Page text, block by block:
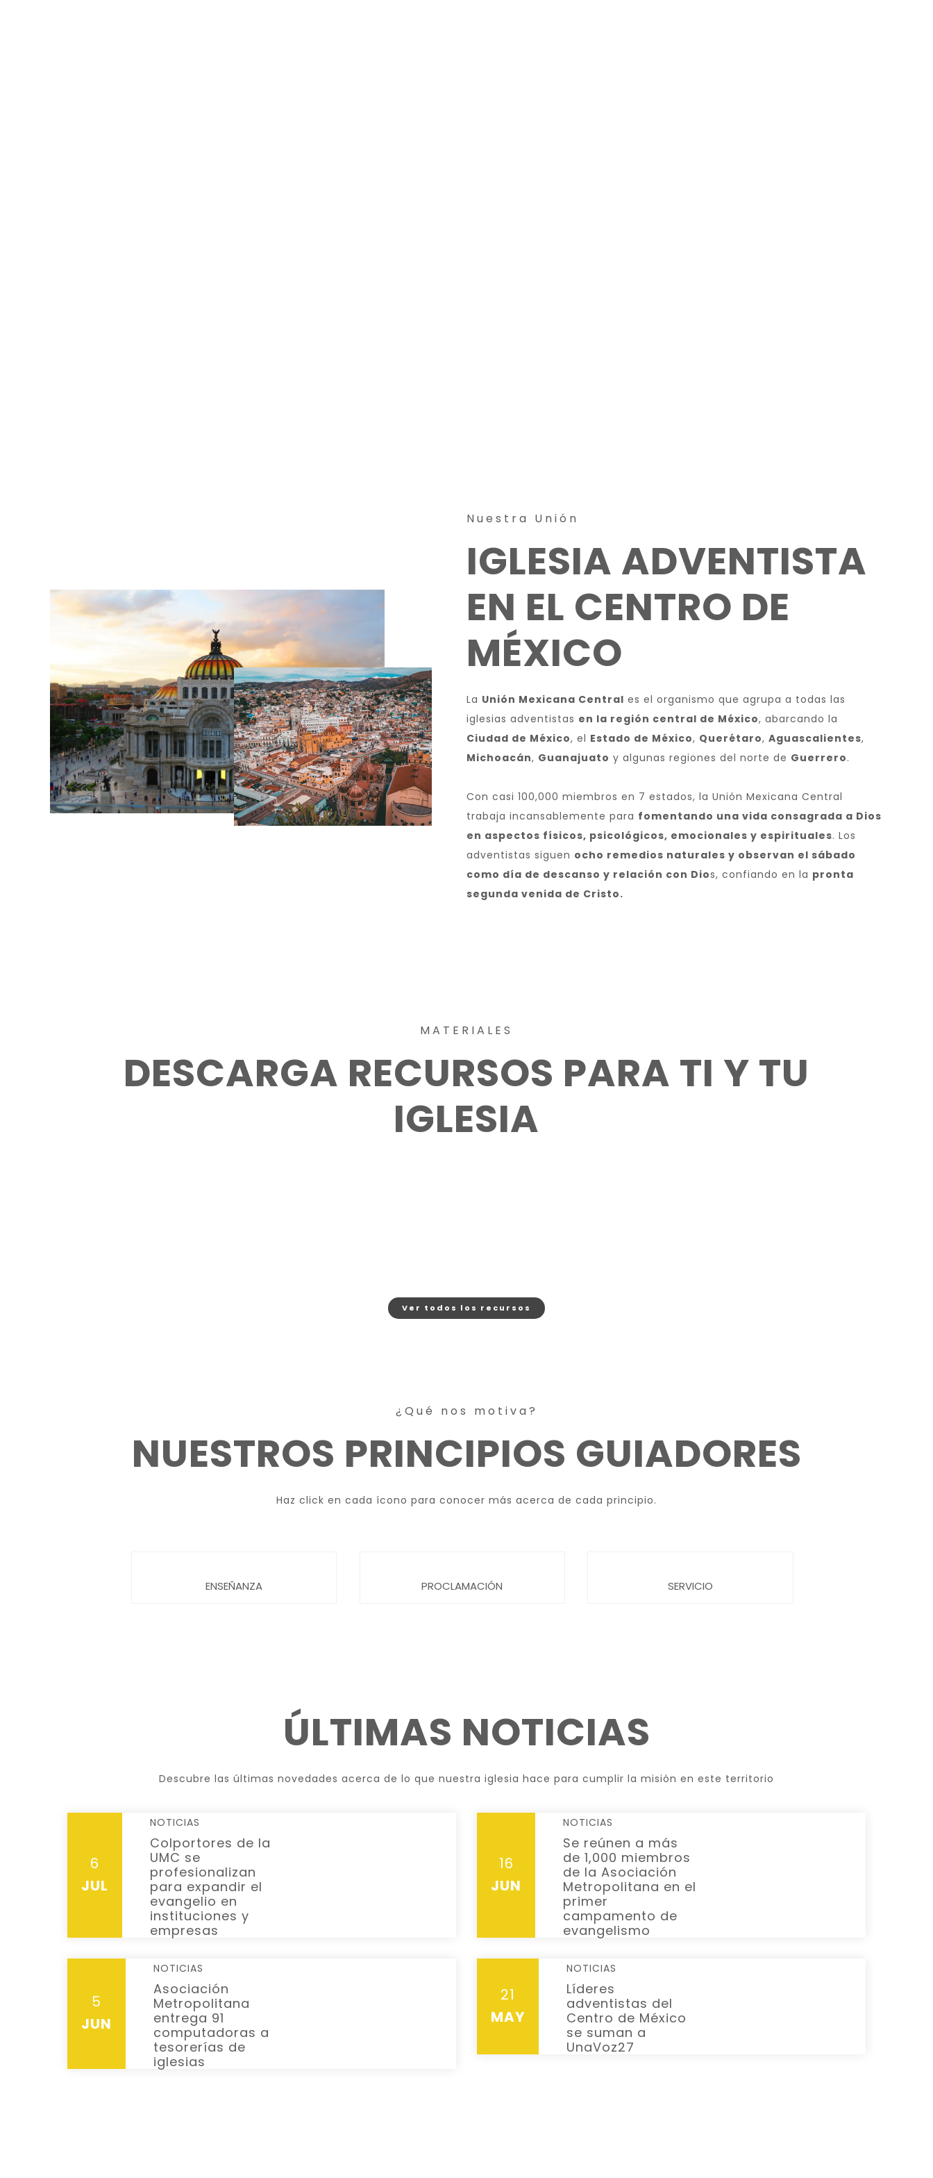
Nuestra Unión
IGLESIA ADVENTISTA
EN EL CENTRO DE
MÉXICO
La Unión Mexicana Central es el organismo que agrupa a todas las
iglesias adventistas en la región central de México, abarcando la
Ciudad de México, el Estado de México, Querétaro, Aguascalientes,
Michoacán, Guanajuato y algunas regiones del norte de Guerrero.
Con casi 100,000 miembros en 7 estados, la Unión Mexicana Central
trabaja incansablemente para fomentando una vida consagrada a Dios
en aspectos físicos, psicológicos, emocionales y espirituales. Los
adventistas siguen ocho remedios naturales y observan el sábado
como día de descanso y relación con Dios, confiando en la pronta
segunda venida de Cristo.
MATERIALES
DESCARGA RECURSOS PARA TI Y TU
IGLESIA
Ver todos los recursos
¿Qué nos motiva?
NUESTROS PRINCIPIOS GUIADORES
Haz click en cada ícono para conocer más acerca de cada principio.
ENSEÑANZA PROCLAMACIÓN SERVICIO
ÚLTIMAS NOTICIAS
Descubre las últimas novedades acerca de lo que nuestra iglesia hace para cumplir la misión en este territorio
6
JUL
NOTICIAS
Colportores de la
UMC se
profesionalizan
para expandir el
evangelio en
instituciones y
empresas
16
JUN
NOTICIAS
Se reúnen a más
de 1,000 miembros
de la Asociación
Metropolitana en el
primer
campamento de
evangelismo
5
JUN
NOTICIAS
Asociación
Metropolitana
entrega 91
computadoras a
tesorerías de
iglesias
21
MAY
NOTICIAS
Líderes
adventistas del
Centro de México
se suman a
UnaVoz27